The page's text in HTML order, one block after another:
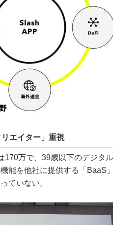
エイター」重視
万で、39歳以下のデジタ
能を他社に提供する「BaaS
ていない。